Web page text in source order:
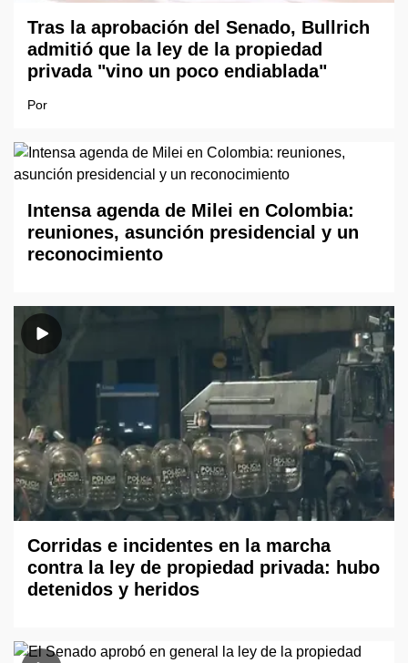
Tras la aprobación del Senado, Bullrich
admitió que la ley de la propiedad
privada "vino un poco endiablada"
Por
Intensa agenda de Milei en Colombia:
reuniones, asunción presidencial y un
reconocimiento
Corridas e incidentes en la marcha
contra la ley de propiedad privada: hubo
detenidos y heridos